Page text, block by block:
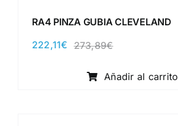
RA4 PINZA GUBIA CLEVELAND
273,89€El
original
era:
222,11€
El
actual
es:
Añadir al carrito